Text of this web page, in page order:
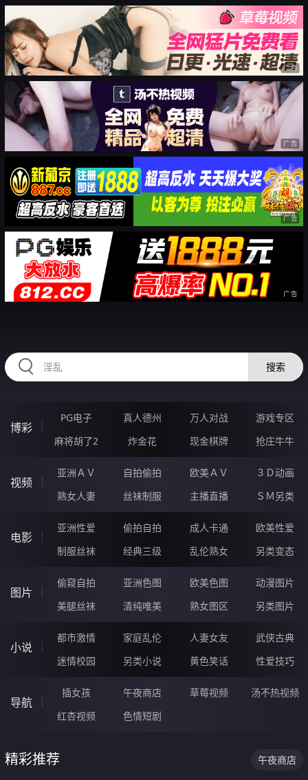
广告
广告
广告
广告
搜索
博彩
PG电子 真人德州 万人对战
游戏专区
麻将胡了2
炸金花 现金棋牌 抢庄牛牛
视频
亚洲ＡＶ 自拍偷拍 欧美ＡＶ
３Ｄ动画
熟女人妻
丝袜制服 主播直播 ＳＭ另类
电影
亚洲性爱 偷拍自拍 成人卡通
欧美性爱
制服丝袜
经典三级 乱伦熟女 另类变态
图片
偷窥自拍 亚洲色图 欧美色图
动漫图片
美腿丝袜
清纯唯美 熟女图区 另类图片
小说
都市激情 家庭乱伦 人妻女友
武侠古典
迷情校园
另类小说 黄色笑话 性爱技巧
导航
插女孩 午夜商店 草莓视频
汤不热视频
红杏视频
色情短剧
精彩推荐 午夜商店